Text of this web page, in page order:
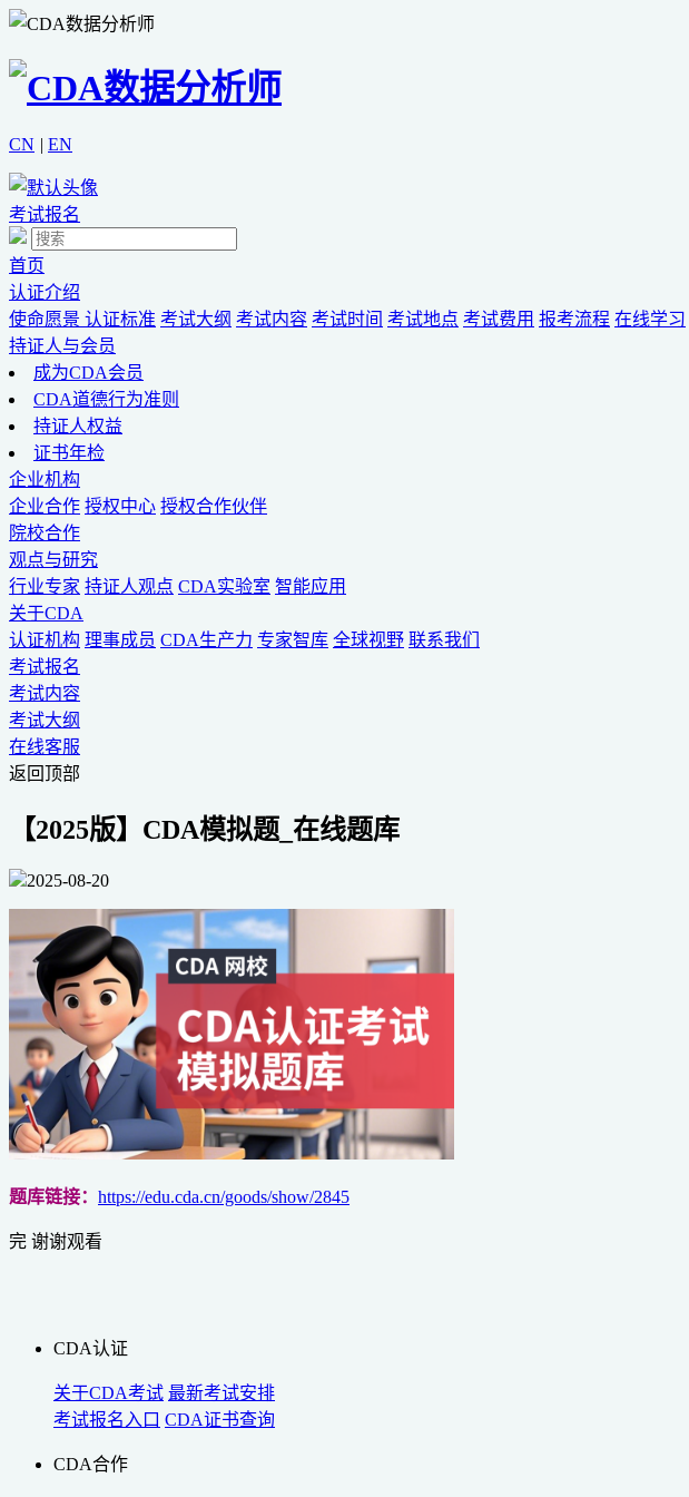
CN | EN
考试报名
首页
认证介绍
使命愿景 认证标准 考试大纲 考试内容 考试时间 考试地点 考试费用 报考流程 在线学习
持证人与会员
成为CDA会员
CDA道德行为准则
持证人权益
证书年检
企业机构
企业合作 授权中心 授权合作伙伴
院校合作
观点与研究
行业专家 持证人观点 CDA实验室 智能应用
关于CDA
认证机构 理事成员 CDA生产力 专家智库 全球视野 联系我们
考试报名
考试内容
考试大纲
在线客服
返回顶部
【2025版】CDA模拟题_在线题库
2025-08-20
题库链接： https://edu.cda.cn/goods/show/2845
完 谢谢观看
CDA认证
关于CDA考试 最新考试安排
考试报名入口 CDA证书查询
CDA合作